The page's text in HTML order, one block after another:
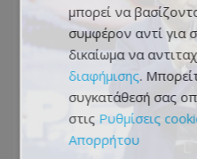
μπορεί να
συμφέρον αντί για
δικαίωμα να
διαφήμισης.
συγκατάθεσή σας
στις Ρυθμίσεις
Απορρήτου